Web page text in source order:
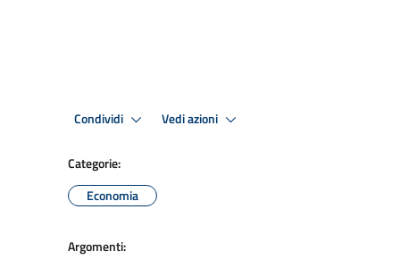
Condividi Vedi azioni
Categorie:
Economia
Argomenti: